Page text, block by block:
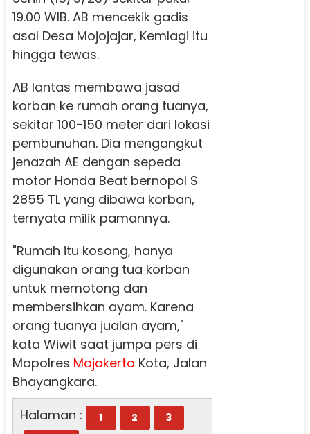
19.00 WIB. AB mencekik gadis
asal Desa Mojojajar, Kemlagi itu
hingga tewas.
AB lantas membawa jasad
korban ke rumah orang tuanya,
sekitar 100-150 meter dari lokasi
pembunuhan. Dia mengangkut
jenazah AE dengan sepeda
motor Honda Beat bernopol S
2855 TL yang dibawa korban,
ternyata milik pamannya.
"Rumah itu kosong, hanya
digunakan orang tua korban
untuk memotong dan
membersihkan ayam. Karena
orang tuanya jualan ayam,"
kata Wiwit saat jumpa pers di
Mapolres Mojokerto Kota, Jalan
Bhayangkara.
Halaman :
1 2
3